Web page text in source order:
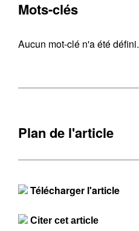
Mots-clés
Aucun mot-clé n'a été défini.
Plan de l'article
Télécharger l'article
Citer cet article